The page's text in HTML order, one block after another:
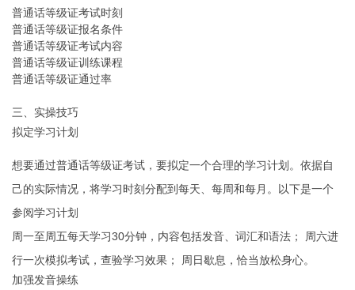
普通话等级证考试时刻
普通话等级证报名条件
普通话等级证考试内容
普通话等级证训练课程
普通话等级证通过率
三、实操技巧
拟定学习计划
想要通过普通话等级证考试，要拟定一个合理的学习计划。依据自
己的实际情况，将学习时刻分配到每天、每周和每月。以下是一个
参阅学习计划
周一至周五每天学习30分钟，内容包括发音、词汇和语法； 周六进
行一次模拟考试，查验学习效果； 周日歇息，恰当放松身心。
加强发音操练